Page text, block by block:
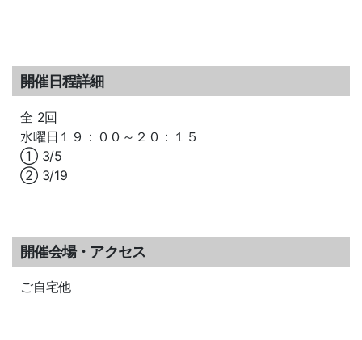
開催日程詳細
全 2回
水曜日１９：００～２０：１５
① 3/5
② 3/19
開催会場・アクセス
ご自宅他